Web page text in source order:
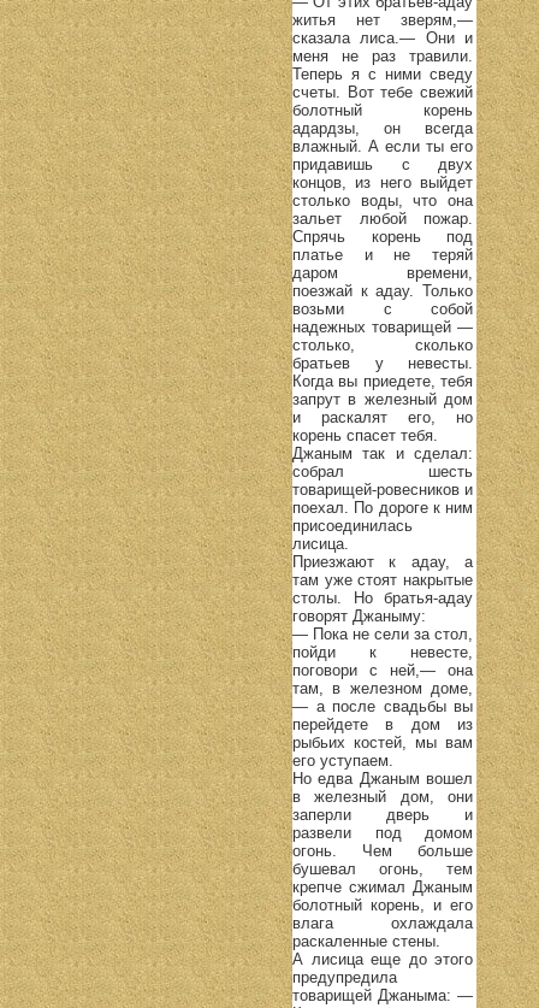
житья нет зверям,—
сказала лиса.— Они и
меня не раз травили.
Теперь я с ними сведу
счеты. Вот тебе свежий
болотный корень
адардзы, он всегда
влажный. А если ты его
придавишь с двух
концов, из него выйдет
столько воды, что она
зальет любой пожар.
Спрячь корень под
платье и не теряй
даром времени,
поезжай к адау. Только
возьми с собой
надежных товарищей —
столько, сколько
братьев у невесты.
Когда вы приедете, тебя
запрут в железный дом
и раскалят его, но
корень спасет тебя.
Джаным так и сделал:
собрал шесть
товарищей-ровесников и
поехал. По дороге к ним
присоединилась
лисица.
Приезжают к адау, а
там уже стоят накрытые
столы. Но братья-адау
говорят Джаныму:
— Пока не сели за стол,
пойди к невесте,
поговори с ней,— она
там, в железном доме,
— а после свадьбы вы
перейдете в дом из
рыбьих костей, мы вам
его уступаем.
Но едва Джаным вошел
в железный дом, они
заперли дверь и
развели под домом
огонь. Чем больше
бушевал огонь, тем
крепче сжимал Джаным
болотный корень, и его
влага охлаждала
раскаленные стены.
А лисица еще до этого
предупредила
товарищей Джаныма: —